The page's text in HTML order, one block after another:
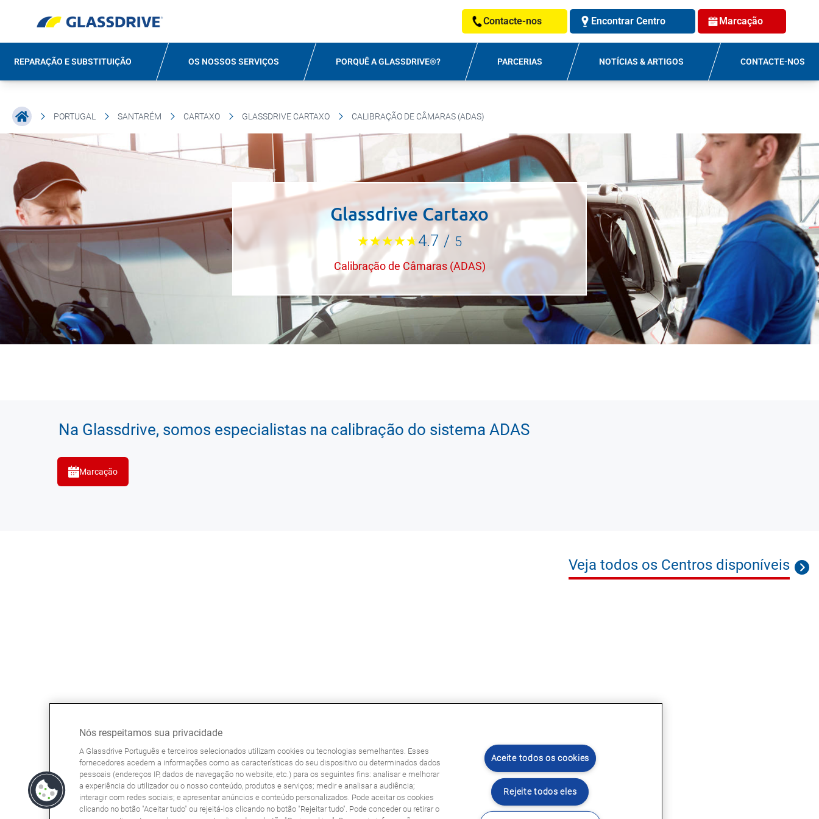
Contacte-nos Encontrar Centro Marcação
REPARAÇÃO E SUBSTITUIÇÃO OS NOSSOS SERVIÇOS PORQUÊ A GLASSDRIVE®? PARCERIAS NOTÍCIAS & ARTIGOS CONTACTE-NOS
PORTUGAL SANTARÉM CARTAXO GLASSDRIVE CARTAXO CALIBRAÇÃO DE CÂMARAS (ADAS)
Glassdrive Cartaxo
4.7 / 5
Calibração de Câmaras (ADAS)
Na Glassdrive, somos especialistas na calibração do sistema ADAS
Marcação
Veja todos os Centros disponíveis
Nós respeitamos sua privacidade
A Glassdrive Português e terceiros selecionados utilizam cookies ou tecnologias semelhantes. Esses
fornecedores acedem a informações como as características do seu dispositivo ou determinados dados
pessoais (endereços IP, dados de navegação no website, etc.) para os seguintes fins: analisar e melhorar
a experiência do utilizador ou o nosso conteúdo, produtos e serviços; medir e analisar a audiência;
interagir com redes sociais; e apresentar anúncios e conteúdo personalizados. Pode aceitar os cookies
clicando no botão "Aceitar tudo" ou rejeitá-los clicando no botão "Rejeitar tudo". Pode conceder ou retirar o
Aceite todos os cookies
Rejeite todos eles